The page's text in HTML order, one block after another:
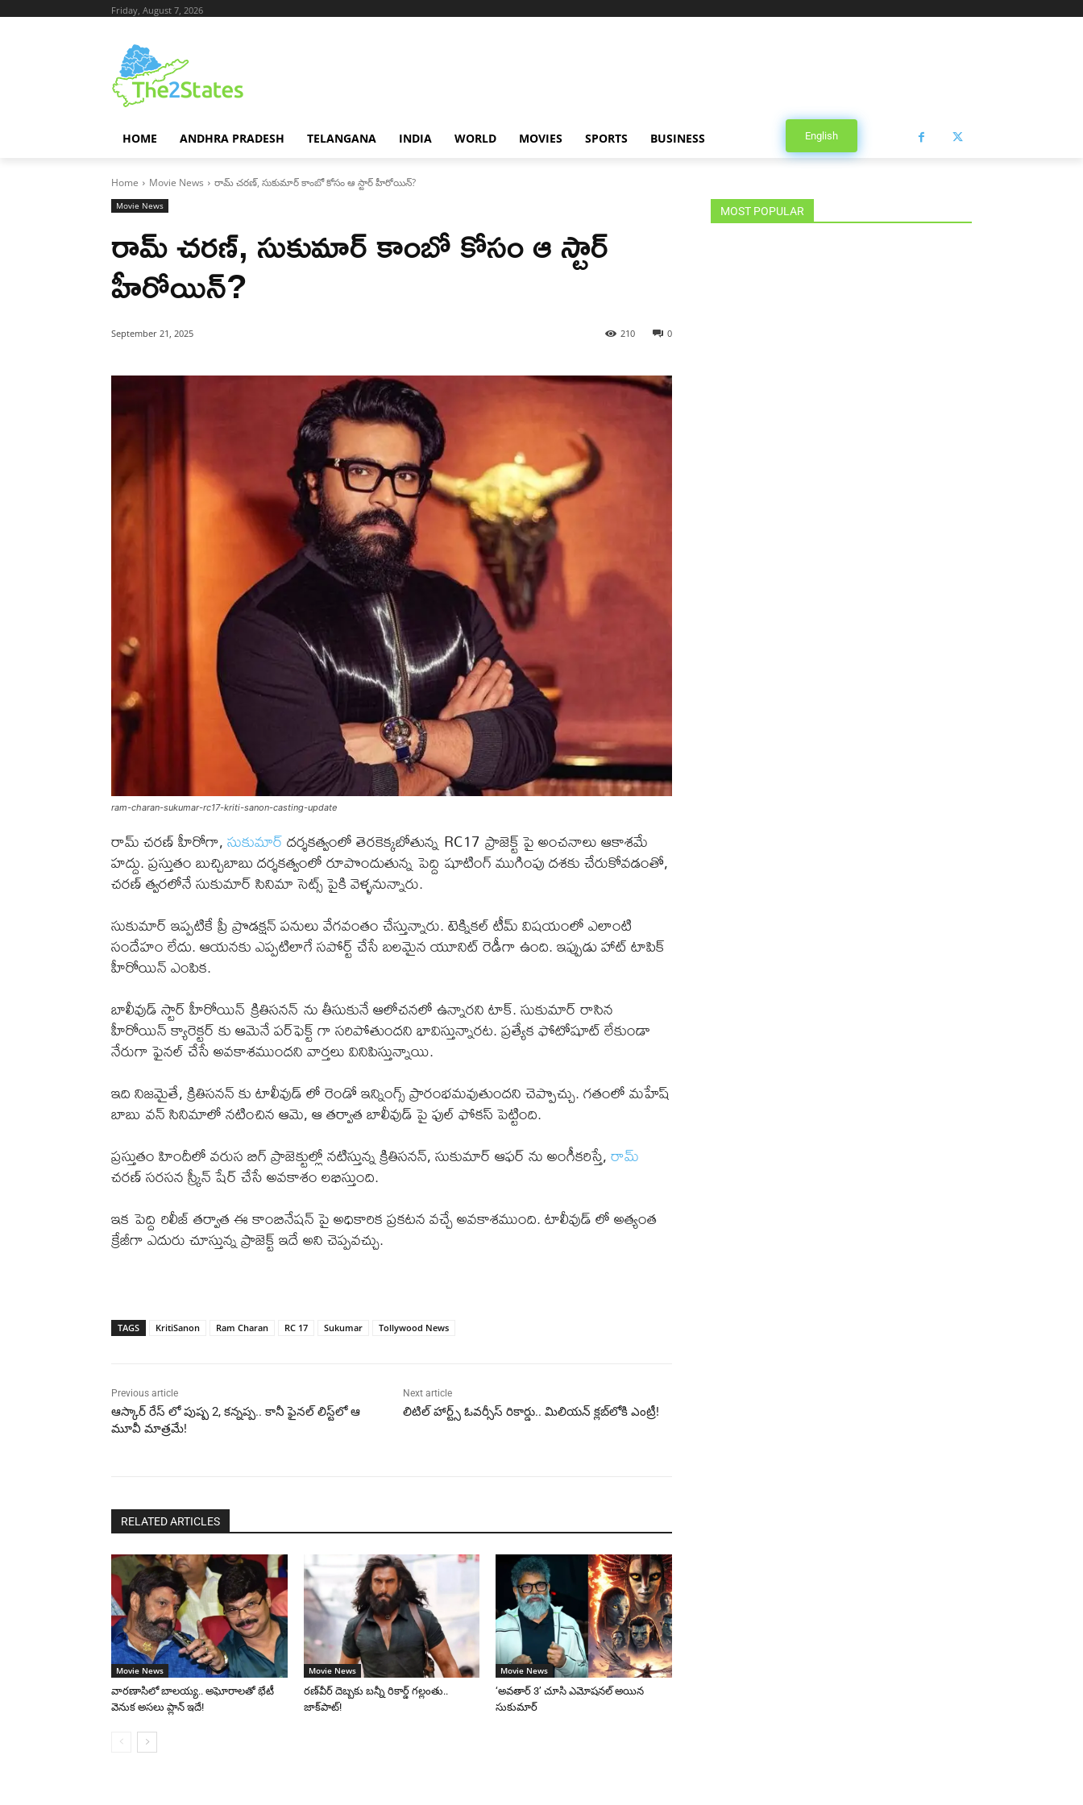
Friday, August 7, 2026
HOME ANDHRA PRADESH TELANGANA INDIA WORLD MOVIES SPORTS BUSINESS English
Home Movie News రామ్ చరణ్, సుకుమార్ కాంబో కోసం ఆ స్టార్ హీరోయిన్?
Movie News
రామ్ చరణ్, సుకుమార్ కాంబో కోసం ఆ స్టార్
హీరోయిన్?
September 21, 2025 0
210
ram-charan-sukumar-rc17-kriti-sanon-casting-update
రామ్ చరణ్ హీరోగా,సుకుమార్దర్శకత్వంలో తెరకెక్కబోతున్న RC17 ప్రాజెక్ట్ పై అంచనాలు ఆకాశమే
హద్దు. ప్రస్తుతం బుచ్చిబాబు దర్శకత్వంలో రూపొందుతున్న పెద్ది షూటింగ్ ముగింపు దశకు చేరుకోవడంతో,
చరణ్ త్వరలోనే సుకుమార్ సినిమా సెట్స్ పైకి వెళ్ళనున్నారు.
సుకుమార్ ఇప్పటికే ప్రీ ప్రొడక్షన్ పనులు వేగవంతం చేస్తున్నారు. టెక్నికల్ టీమ్ విషయంలో ఎలాంటి
సందేహం లేదు. ఆయనకు ఎప్పటిలాగే సపోర్ట్ చేసే బలమైన యూనిట్ రెడీగా ఉంది. ఇప్పుడు హాట్ టాపిక్
హీరోయిన్ ఎంపిక.
బాలీవుడ్ స్టార్ హీరోయిన్ క్రితిసనన్ ను తీసుకునే ఆలోచనలో ఉన్నారని టాక్. సుకుమార్ రాసిన
హీరోయిన్ క్యారెక్టర్ కు ఆమెనే పర్‌ఫెక్ట్ గా సరిపోతుందని భావిస్తున్నారట. ప్రత్యేక ఫోటోషూట్ లేకుండా
నేరుగా ఫైనల్ చేసే అవకాశముందని వార్తలు వినిపిస్తున్నాయి.
ఇది నిజమైతే, క్రితిసనన్ కు టాలీవుడ్ లో రెండో ఇన్నింగ్స్ ప్రారంభమవుతుందని చెప్పొచ్చు. గతంలో మహేష్
బాబు వన్ సినిమాలో నటించిన ఆమె, ఆ తర్వాత బాలీవుడ్ పై ఫుల్ ఫోకస్ పెట్టింది.
ప్రస్తుతం హిందీలో వరుస బిగ్ ప్రాజెక్టుల్లో నటిస్తున్న క్రితిసనన్, సుకుమార్ ఆఫర్ ను అంగీకరిస్తే,రామ్
చరణ్ సరసన స్క్రీన్ షేర్ చేసే అవకాశం లభిస్తుంది.
ఇక పెద్ది రిలీజ్ తర్వాత ఈ కాంబినేషన్ పై అధికారిక ప్రకటన వచ్చే అవకాశముంది. టాలీవుడ్ లో అత్యంత
క్రేజీగా ఎదురు చూస్తున్న ప్రాజెక్ట్ ఇదే అని చెప్పవచ్చు.
TAGS KritiSanon Ram Charan RC 17 Sukumar Tollywood News
Previous article
ఆస్కార్ రేస్‌ లో పుష్ప 2, కన్నప్ప.. కానీ ఫైనల్ లిస్ట్‌లో ఆ
మూవీ మాత్రమే!
Next article
లిటిల్ హార్ట్స్ ఓవర్సీస్ రికార్డు.. మిలియన్ క్లబ్‌లోకి ఎంట్రీ!
RELATED ARTICLES
Movie News
వారణాసిలో బాలయ్య.. అఘోరాలతో భేటీ
వెనుక అసలు ప్లాన్ ఇదే!
Movie News
రణ్‌వీర్ దెబ్బకు బన్నీ రికార్డ్ గల్లంతు..
జాక్‌పాట్!
Movie News
‘అవతార్ 3’ చూసి ఎమోషనల్ అయిన
సుకుమార్
MOST POPULAR